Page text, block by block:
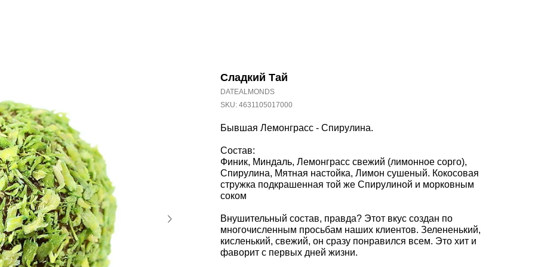
Сладкий Тай
DATEALMONDS
SKU: 4631105017000
Бывшая Лемонграсс - Спирулина.
Состав:
Финик, Миндаль, Лемонграсс свежий (лимонное сорго),
Спирулина, Мятная настойка, Лимон сушеный. Кокосовая
стружка подкрашенная той же Спирулиной и морковным
соком
Внушительный состав, правда? Этот вкус создан по
многочисленным просьбам наших клиентов. Зелененький,
кисленький, свежий, он сразу понравился всем. Это хит и
фаворит с первых дней жизни.